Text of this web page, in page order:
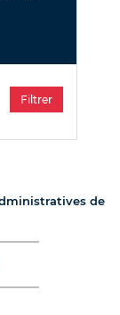
de